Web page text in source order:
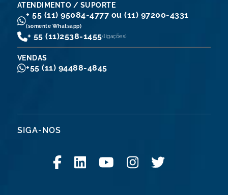
ATENDIMENTO / SUPORTE
+ 55 (11) 95084-4777 ou (11) 97200-4331
(somente Whatsapp)
+ 55 (11)2538-1455(ligações)
VENDAS
+55 (11) 94488-4845
SIGA-NOS